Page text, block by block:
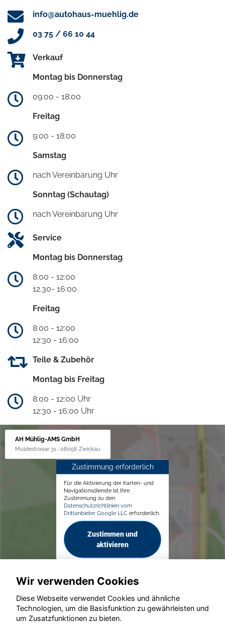
info@autohaus-muehlig.de
03 75 / 66 10 44
Verkauf
Montag bis Donnerstag
09:00 - 18:00
Freitag
9:00 - 18:00
Samstag
nach Vereinbarung Uhr
Sonntag (Schautag)
nach Vereinbarung Uhr
Service
Montag bis Donnerstag
8:00 - 12:00
12.30- 16:00
Freitag
8:00 - 12:00
12:30 - 16:00
Teile & Zubehör
Montag bis Freitag
8:00 - 12:00 Uhr
12:30 - 16:00 Uhr
AH Mühlig-AMS GmbH
Muldestrasse 31 , 08056 Zwickau
Zustimmung erforderlich
Für die Aktivierung der Karten- und
Navigationsdienste ist Ihre
Zustimmung zu den
Datenschutzrichtlinien vom
Drittanbieter Google LLC erforderlich.
Zustimmen und
aktivieren
© konjunkturmotor.de GmbH 2020 - 2026
Wir verwenden Cookies
Diese Webseite verwendet Cookies und ähnliche
Technologien, um die Basisfunktion zu gewährleisten und
um Zusatzfunktionen zu bieten.